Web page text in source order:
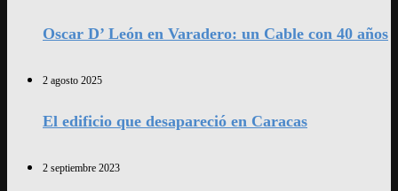
Oscar D’ León en Varadero: un Cable con 40 años
2 agosto 2025
El edificio que desapareció en Caracas
2 septiembre 2023